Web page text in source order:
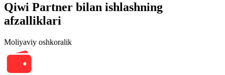
Qiwi Partner bilan ishlashning
afzalliklari
Moliyaviy oshkoralik